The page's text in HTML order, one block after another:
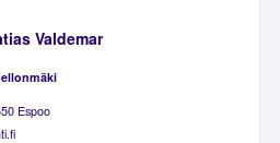
Valdemar
Espoo